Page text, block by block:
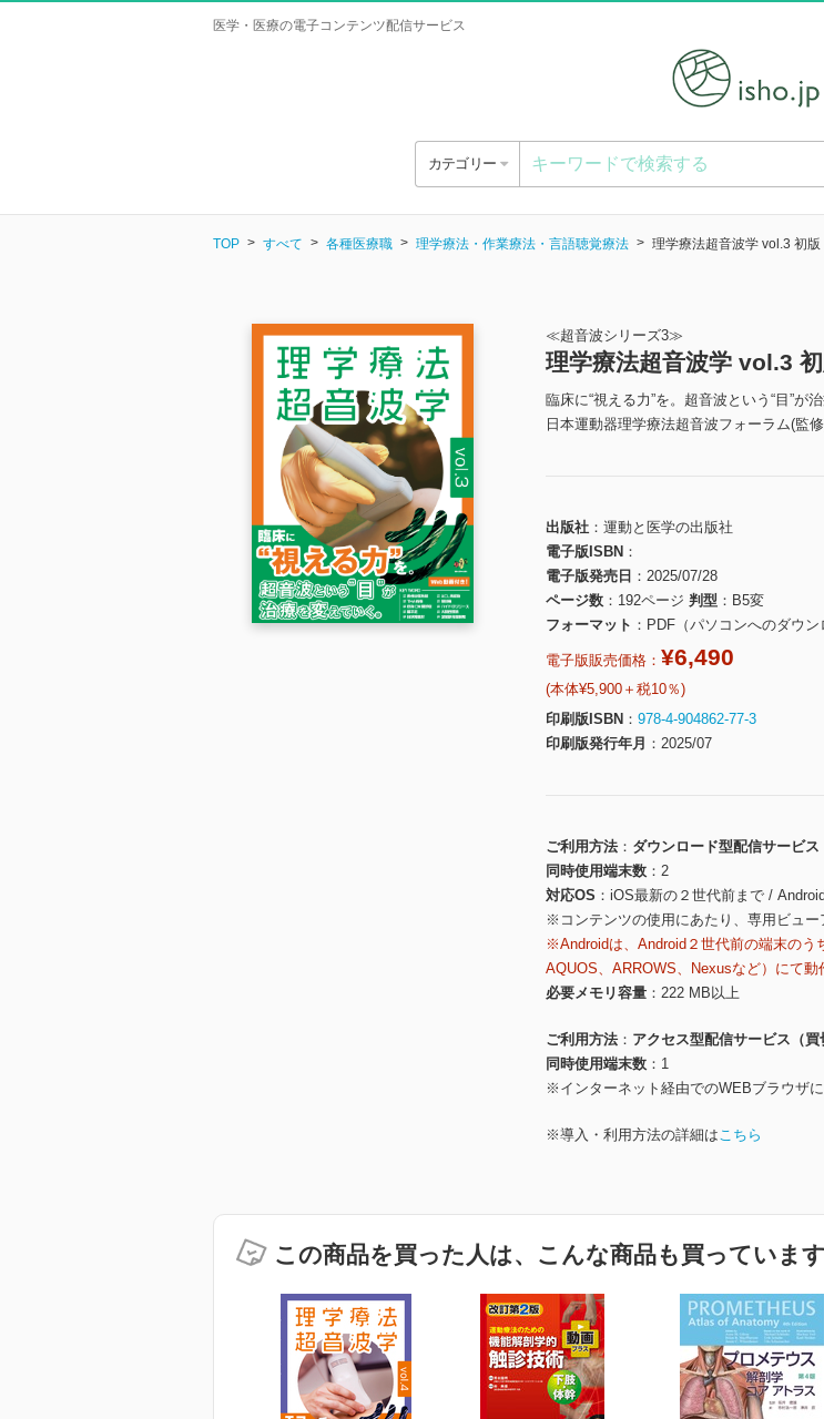
医学・医療の電子コンテンツ配信サービス
カテゴリー
TOP すべて 各種医療職 理学療法・作業療法・言語聴覚療法 理学療法超音波学 vol.3 初版
≪超音波シリーズ3≫
理学療法超音波学 vol.3 初
臨床に“視える力”を。超音波という“目”が
日本運動器理学療法超音波フォーラム(監
出版社
運動と医学の出版社
電子版ISBN
電子版発売日
2025/07/28
ページ数
192ページ 判型
B5変
フォーマット
PDF（パソコンへのダウン
電子版販売価格： ¥6,490
(本体¥5,900＋税10％)
印刷版ISBN
978-4-904862-77-3
印刷版発行年月
2025/07
ご利用方法
ダウンロード型配信サービス
同時使用端末数
2
対応OS
iOS最新の２世代前まで /
※コンテンツの使用にあたり、専用ビュー
※Androidは、Android２世代前の端末のう
AQUOS、ARROWS、Nexusなど）にて動
必要メモリ容量
222 MB以上
ご利用方法
アクセス型配信サービス（買
同時使用端末数
1
※インターネット経由でのWEBブラウザ
※導入・利用方法の詳細はこちら
この商品を買った人は、こんな商品も買っています